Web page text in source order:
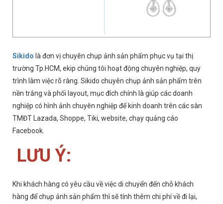
Sikido là đơn vị chuyên chụp ảnh sản phẩm phục vụ tại thị
trường Tp.HCM, ekip chúng tôi hoạt động chuyên nghiệp, quy
trình làm việc rõ ràng. Sikido chuyên chụp ảnh sản phẩm trên
nền trắng và phối layout, mục đích chính là giúp các doanh
nghiệp có hình ảnh chuyên nghiệp để kinh doanh trên các sàn
TMĐT Lazada, Shoppe, Tiki, website, chạy quảng cáo
Facebook.
LƯU Ý:
Khi khách hàng có yêu cầu về việc di chuyển đến chỗ khách
hàng để chụp ảnh sản phẩm thì sẽ tính thêm chi phí về đi lại,